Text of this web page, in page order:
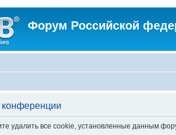
Форум Российской
конференции
удалить все cookie, установленные данным